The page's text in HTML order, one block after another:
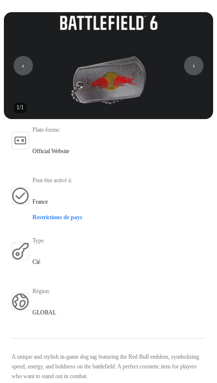
1/1
Plate-forme:
Official Website
Peut être activé à:
France
Restrictions de pays
Type:
Clé
Région:
GLOBAL
A unique and stylish in-game dog tag featuring the Red Bull emblem, symbolizing
speed, energy, and boldness on the battlefield. A perfect cosmetic item for players
who want to stand out in combat.